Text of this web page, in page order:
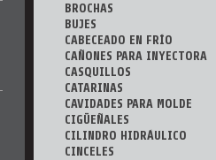
BROCHAS
BUJES
CABECEADO EN FRÍO
CAÑONES PARA INYECTORA
CASQUILLOS
CATARINAS
CAVIDADES PARA MOLDE
CIGÜEÑALES
CILINDRO HIDRÁULICO
CINCELES